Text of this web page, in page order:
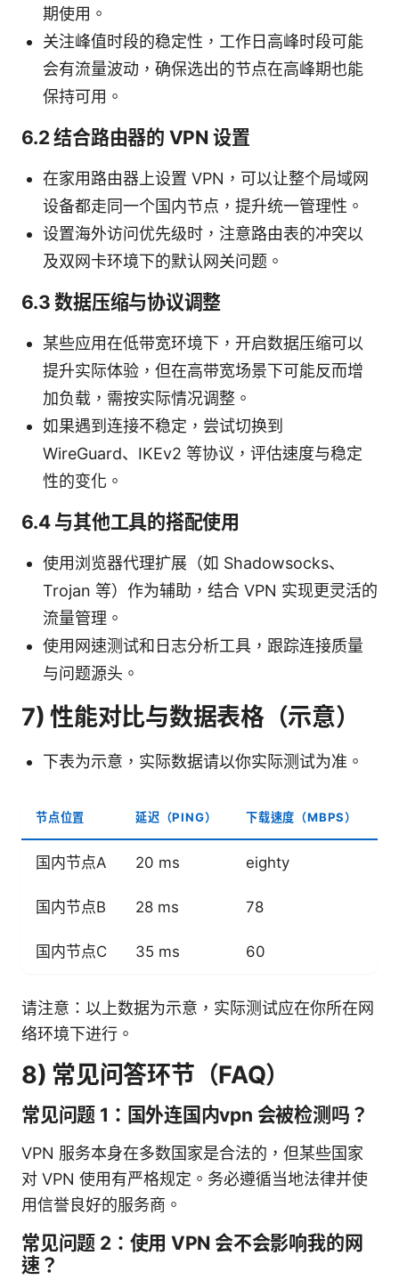
期使用。
关注峰值时段的稳定性，工作日高峰时段可能
会有流量波动，确保选出的节点在高峰期也能
保持可用。
6.2 结合路由器的 VPN 设置
在家用路由器上设置 VPN，可以让整个局域网
设备都走同一个国内节点，提升统一管理性。
设置海外访问优先级时，注意路由表的冲突以
及双网卡环境下的默认网关问题。
6.3 数据压缩与协议调整
某些应用在低带宽环境下，开启数据压缩可以
提升实际体验，但在高带宽场景下可能反而增
加负载，需按实际情况调整。
如果遇到连接不稳定，尝试切换到
WireGuard、IKEv2 等协议，评估速度与稳定
性的变化。
6.4 与其他工具的搭配使用
使用浏览器代理扩展（如 Shadowsocks、
Trojan 等）作为辅助，结合 VPN 实现更灵活的
流量管理。
使用网速测试和日志分析工具，跟踪连接质量
与问题源头。
7) 性能对比与数据表格（示意）
下表为示意，实际数据请以你实际测试为准。
节点位置 延迟（PING） 下载速度（MBPS）
国内节点A 20 ms eighty
国内节点B 28 ms 78
国内节点C 35 ms 60
请注意：以上数据为示意，实际测试应在你所在网
络环境下进行。
8) 常见问答环节（FAQ）
常见问题 1：国外连国内vpn 会被检测吗？
VPN 服务本身在多数国家是合法的，但某些国家
对 VPN 使用有严格规定。务必遵循当地法律并使
用信誉良好的服务商。
常见问题 2：使用 VPN 会不会影响我的网
速？